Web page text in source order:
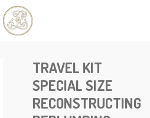
TRAVEL KIT
SPECIAL SIZE
RECONSTRUCTING